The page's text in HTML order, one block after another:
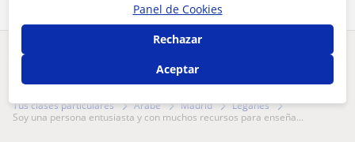
¿Hay algún error en este perfil?
Tus clases particulares Árabe Madrid
Leganés
soy una persona entusiasta y con muchos recursos para enseña...
Panel de Cookies
Rechazar
Aceptar